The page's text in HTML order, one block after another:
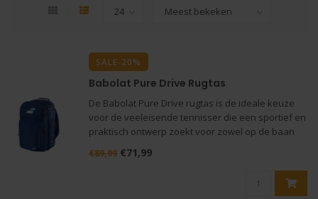
SALE-20%
Babolat Pure Drive Rugtas
De Babolat Pure Drive rugtas is de ideale keuze
voor de veeleisende tennisser die een sportief en
praktisch ontwerp zoekt voor zowel op de baan
compartimenten biedt deze rugzak voldoende
€89,99 €71,99